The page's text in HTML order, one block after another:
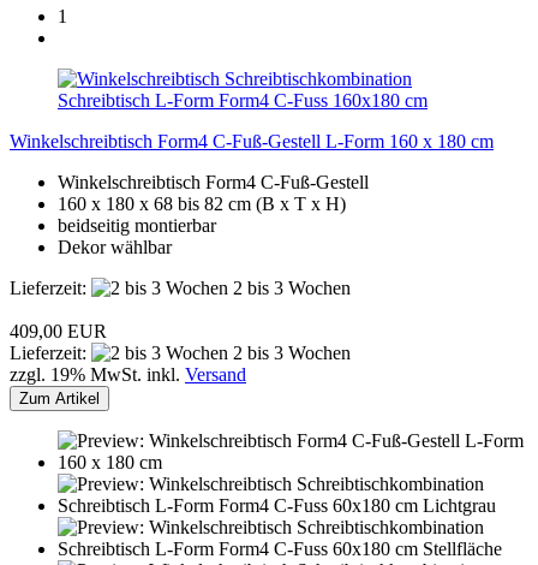
1
Winkelschreibtisch Form4 C-Fuß-Gestell L-Form 160 x 180 cm
Winkelschreibtisch Form4 C-Fuß-Gestell
160 x 180 x 68 bis 82 cm (B x T x H)
beidseitig montierbar
Dekor wählbar
Lieferzeit:
2 bis 3 Wochen
409,00 EUR
Lieferzeit:
2 bis 3 Wochen
zzgl. 19% MwSt. inkl. Versand
Zum Artikel